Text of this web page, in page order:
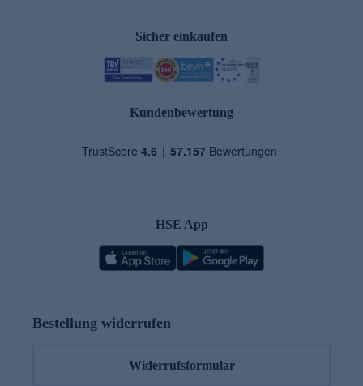
Sicher einkaufen
Kundenbewertung
HSE App
Bestellung widerrufen
Widerrufsformular